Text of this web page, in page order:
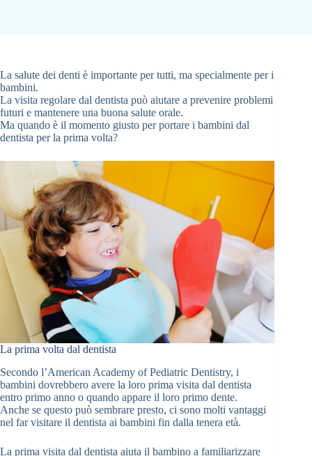
La salute dei denti è importante per tutti, ma specialmente per i
bambini.
La visita regolare dal dentista può aiutare a prevenire problemi
futuri e mantenere una buona salute orale.
Ma quando è il momento giusto per portare i bambini dal
dentista per la prima volta?
La prima volta dal dentista
Secondo l’American Academy of Pediatric Dentistry, i
bambini dovrebbero avere la loro prima visita dal dentista
entro primo anno o quando appare il loro primo dente.
Anche se questo può sembrare presto, ci sono molti vantaggi
nel far visitare il dentista ai bambini fin dalla tenera età.
La prima visita dal dentista aiuta il bambino a familiarizzare